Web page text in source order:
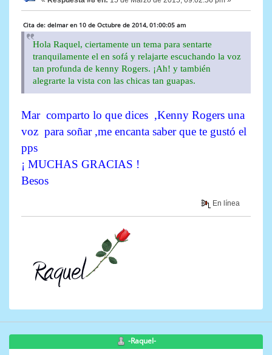
Cita de: delmar en 10 de Octubre de 2014, 01:00:05 am
Hola Raquel, ciertamente un tema para sentarte
tranquilamente el en sofá y relajarte escuchando la voz
tan profunda de kenny Rogers. ¡Ah! y también
alegrarte la vista con las chicas tan guapas.
Mar comparto lo que dices ,Kenny Rogers una
voz para soñar ,me encanta saber que te gustó el
pps
¡ MUCHAS GRACIAS !
Besos
En línea
-Raquel-